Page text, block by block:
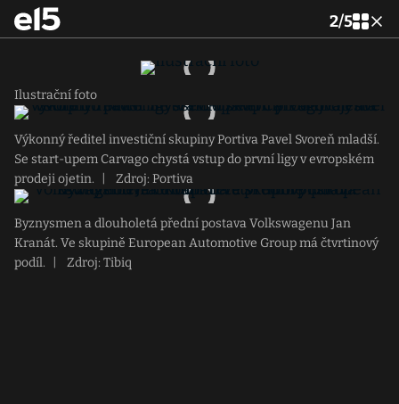
2/5
Ilustrační foto
Výkonný ředitel investiční skupiny Portiva Pavel Svoreň mladší.
Se start-upem Carvago chystá vstup do první ligy v evropském
prodeji ojetin.
Zdroj: Portiva
Byznysmen a dlouholetá přední postava Volkswagenu Jan
Kranát. Ve skupině European Automotive Group má čtvrtinový
podíl.
Zdroj: Tibiq